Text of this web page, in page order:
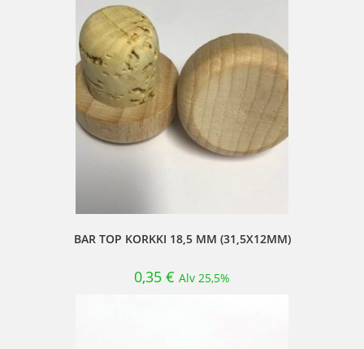
BAR TOP KORKKI 18,5 MM (31,5X12MM)
0,35 € Alv 25,5%